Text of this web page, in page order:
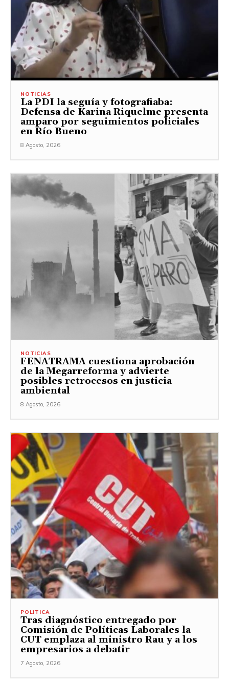
NOTICIAS
La PDI la seguía y fotografiaba:
Defensa de Karina Riquelme presenta
amparo por seguimientos policiales
en Río Bueno
8 Agosto, 2026
NOTICIAS
FENATRAMA cuestiona aprobación
de la Megarreforma y advierte
posibles retrocesos en justicia
ambiental
8 Agosto, 2026
POLITICA
Tras diagnóstico entregado por
Comisión de Políticas Laborales la
CUT emplaza al ministro Rau y a los
empresarios a debatir
7 Agosto, 2026